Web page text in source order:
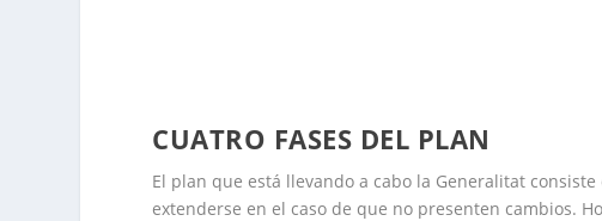
CUATRO FASES DEL PLAN
El plan que está llevando a cabo la Generalitat
extenderse en el caso de que no presenten cambios.